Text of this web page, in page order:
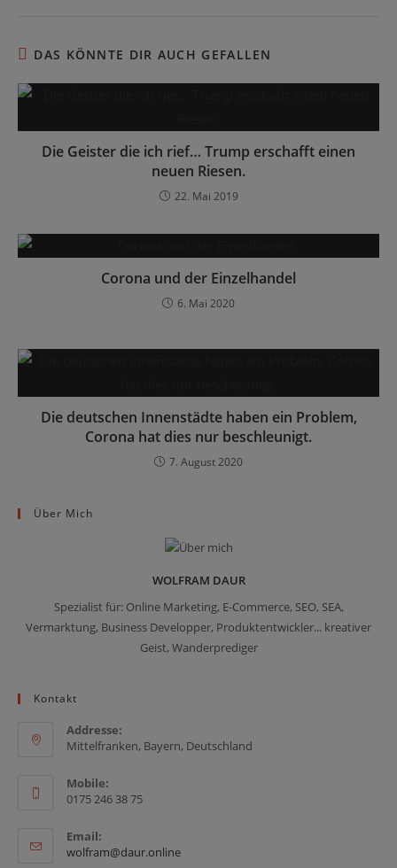
DAS KÖNNTE DIR AUCH GEFALLEN
Die Geister die ich rief… Trump erschafft einen
neuen Riesen.
22. Mai 2019
Corona und der Einzelhandel
6. Mai 2020
Die deutschen Innenstädte haben ein Problem,
Corona hat dies nur beschleunigt.
7. August 2020
Über Mich
WOLFRAM DAUR
Spezialist für: Online Marketing, E-Commerce, SEO, SEA,
Vermarktung, Business Developper, Produktentwickler... kreativer
Geist, Wanderprediger
Kontakt
Addresse:
Mittelfranken, Bayern, Deutschland
Mobile:
0175 246 38 75
Email:
wolfram@daur.onlineOpens